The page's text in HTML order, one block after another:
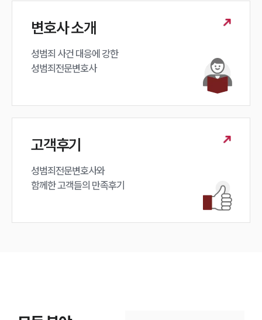
변호사 소개
성범죄 사건 대응에 강한
성범죄전문변호사
고객후기
성범죄전문변호사와
함께한 고객들의 만족후기